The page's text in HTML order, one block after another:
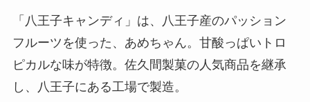
「八王子キャンディ」は、八王子産のパッション
フルーツを使った、あめちゃん。甘酸っぱいトロ
ピカルな味が特徴。佐久間製菓の人気商品を継承
し、八王子にある工場で製造。